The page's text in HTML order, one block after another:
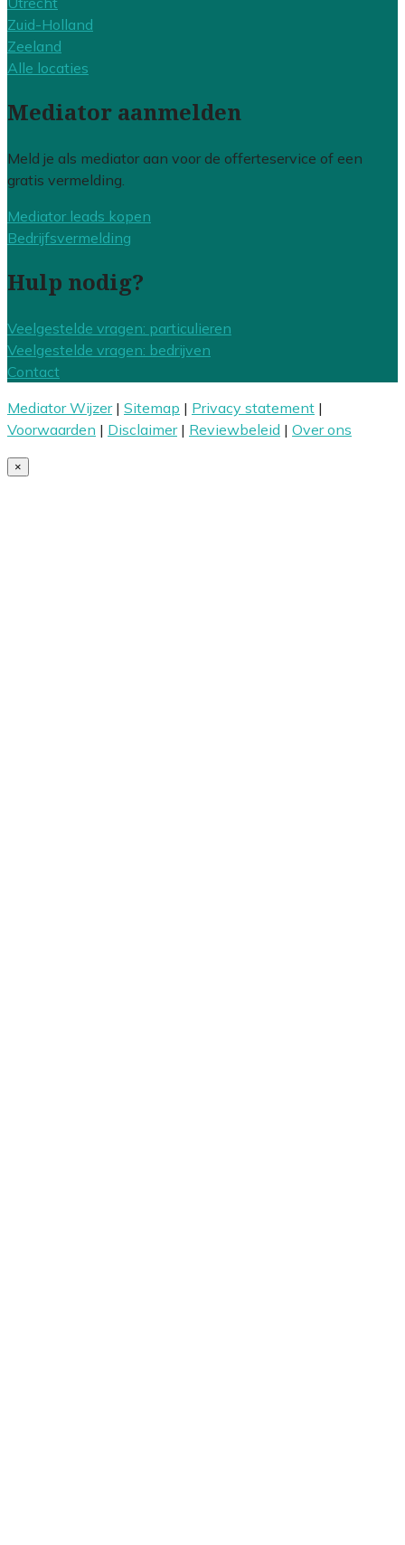
Zuid-Holland
Zeeland
Alle locaties
Mediator aanmelden
Meld je als mediator aan voor de offerteservice of een
gratis vermelding.
Mediator leads kopen
Bedrijfsvermelding
Hulp nodig?
Veelgestelde vragen: particulieren
Veelgestelde vragen: bedrijven
Contact
Mediator Wijzer| Sitemap | Privacy statement |
Voorwaarden | Disclaimer| Reviewbeleid | Over ons
×